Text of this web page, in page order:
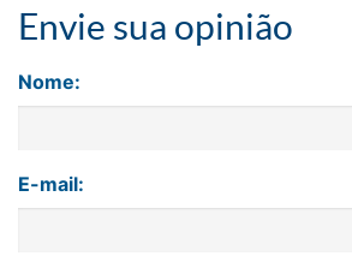
Envie sua opinião
Nome:
E-mail: